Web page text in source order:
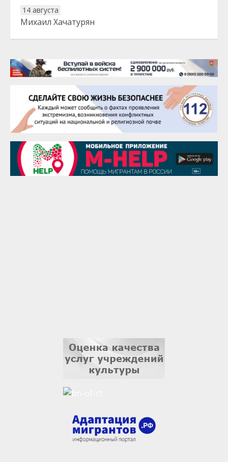
14 августа
Михаил Хачатурян
20 августа
22 августа
Евгений Ефимов
25 августа
Сэсэгма Бубеева
28 августа
Чингиз Мустафаев
29 августа
Надежда Рослова